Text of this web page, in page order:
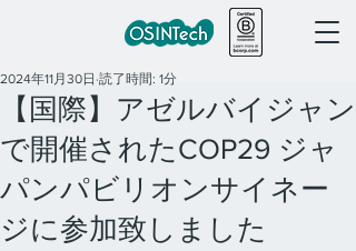
【国際】アゼルバイジャン
で開催されたCOP29 ジャ
パンパビリオンサイネー
ジに参加致しました
2024年11月30日 読了時間: 1分